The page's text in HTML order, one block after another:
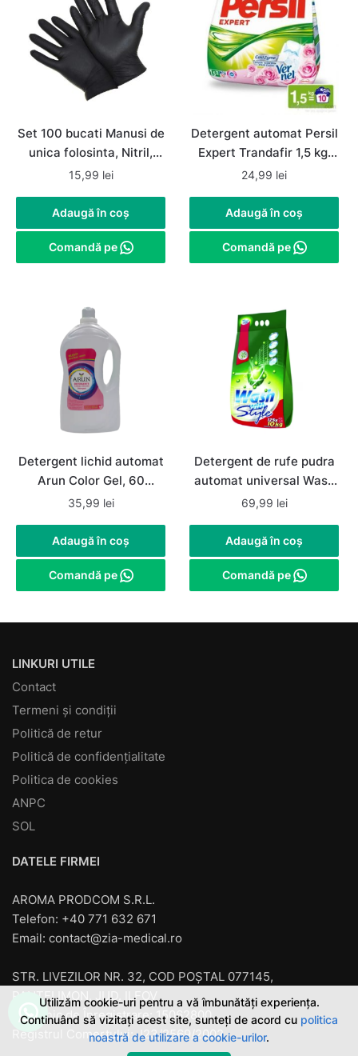
Set 100 bucati Manusi de
unica folosinta, Nitril,
nepudrate, negre,
15,99 lei
Adaugă în coș
Comandă pe
Detergent automat Persil
Expert Trandafir 1,5 kg,
rufe albe si colorate
24,99 lei
Adaugă în coș
Comandă pe
Detergent lichid automat
Arun Color Gel, 60
spalari, 4 litri
35,99 lei
Adaugă în coș
Comandă pe
Detergent de rufe pudra
automat universal Wash
with Style 10Kg, 125
69,99 lei
Adaugă în coș
Comandă pe
LINKURI UTILE
Contact
Termeni și condiții
Politică de retur
Politică de confidențialitate
Politica de cookies
ANPC
SOL
DATELE FIRMEI
AROMA PRODCOM S.R.L.
Telefon: +40 771 632 671
Email: contact@zia-medical.ro
STR. LIVEZILOR NR. 32, COD POȘTAL 077145,
PANTELIMON, JUD. ILFOV
Cod unic de Înregistrare: 15062800
Registrul Comerţului: J23/2569/2002
Utilizăm cookie-uri pentru a vă îmbunătăți experiența.
Continuând să vizitați acest site, sunteți de acord cu politica
noastră de utilizare a cookie-urilor.